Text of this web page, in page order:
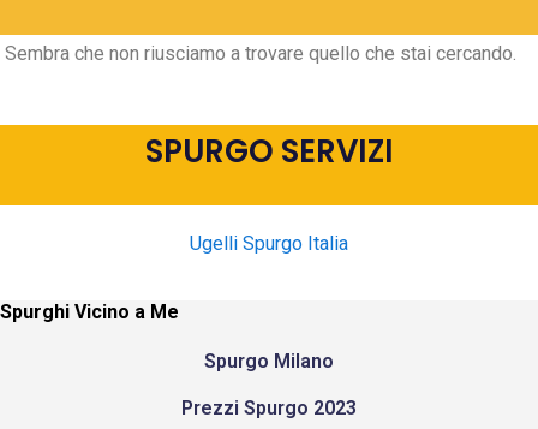
Sembra che non riusciamo a trovare quello che stai cercando.
SPURGO SERVIZI
Ugelli Spurgo Italia
Spurghi Vicino a Me
Spurgo Milano
Prezzi Spurgo 2023